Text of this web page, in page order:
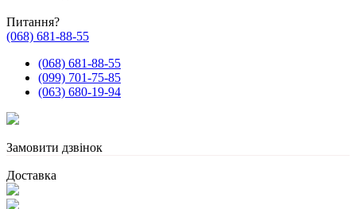
Питання?
(068) 681-88-55
(068) 681-88-55
(099) 701-75-85
(063) 680-19-94
Замовити дзвінок
Доставка